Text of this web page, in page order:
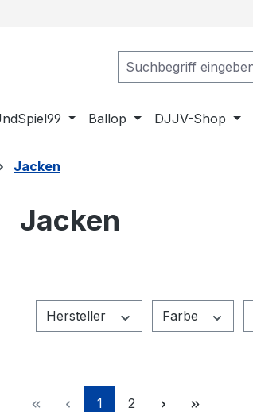
Ballop DJJV-Shop
Jacken
Jacken
Hersteller Farbe
Seite
1 Seite
2